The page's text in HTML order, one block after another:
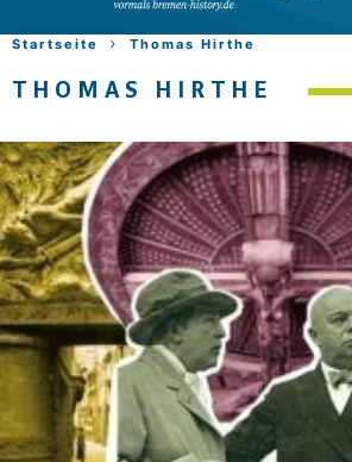
Startseite Thomas Hirthe
THOMAS HIRTHE